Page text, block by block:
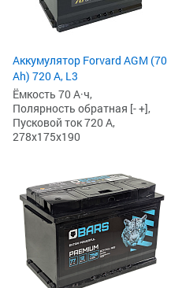
Аккумулятор Forvard AGM (70
Ah) 720 А, L3
Ёмкость 70 А·ч,
Полярность обратная [- +],
Пусковой ток 720 А,
278x175x190